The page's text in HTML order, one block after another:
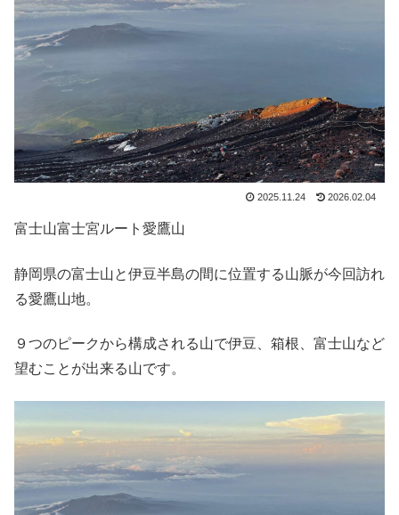
2025.11.24 2026.02.04
富士山富士宮ルート愛鷹山
静岡県の富士山と伊豆半島の間に位置する山脈が今回訪れ
る愛鷹山地。
９つのピークから構成される山で伊豆、箱根、富士山など
望むことが出来る山です。